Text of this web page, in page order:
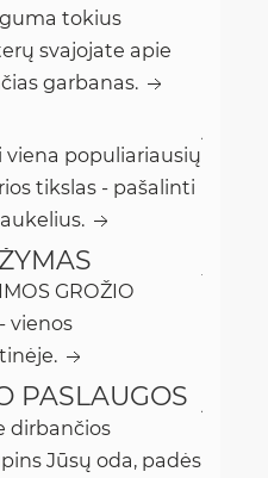
tokius
svajojate apie
garbanas.
viena populiariausių
tikslas - pašalinti
GROŽIO
vienos
PASLAUGOS
dirbančios
Jūsų oda, padės